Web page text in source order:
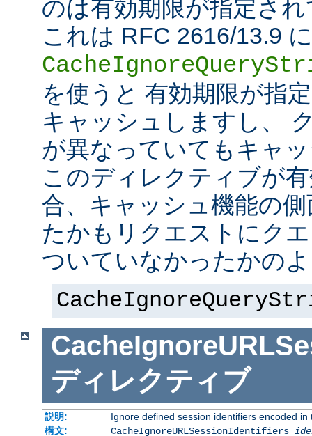
のは有効期限が指定さ
これは RFC 2616/13.9
を使うと 有効期限が指
キャッシュしますし、
が異なっていてもキャ
このディレクティブが
合、キャッシュ機能の
たかもリクエストにク
ついていなかったかの
ディレクティブ
説明:
Ignore defined session identifiers encoded in
構文:
CacheIgnoreURLSessionIdentifiers